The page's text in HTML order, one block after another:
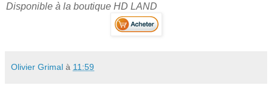
Disponible à la boutique HD LAND
Olivier Grimal à 11:59